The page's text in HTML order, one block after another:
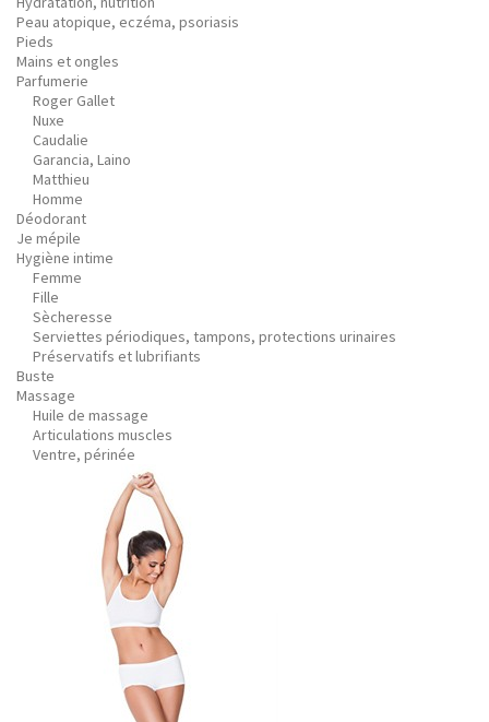
Peau atopique, eczéma, psoriasis
Pieds
Mains et ongles
Parfumerie
Roger Gallet
Nuxe
Caudalie
Garancia, Laino
Matthieu
Homme
Déodorant
Je mépile
Hygiène intime
Femme
Fille
Sècheresse
Serviettes périodiques, tampons, protections urinaires
Préservatifs et lubrifiants
Buste
Massage
Huile de massage
Articulations muscles
Ventre, périnée